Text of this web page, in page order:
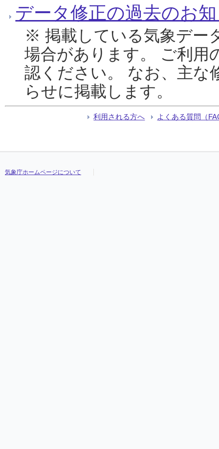
データ修正の過去のお
※ 掲載している気象デー
場合があります。 ご利用
認ください。 なお、主な
らせに掲載します。
利用される方へ よくある質問（
気象庁ホームページについて